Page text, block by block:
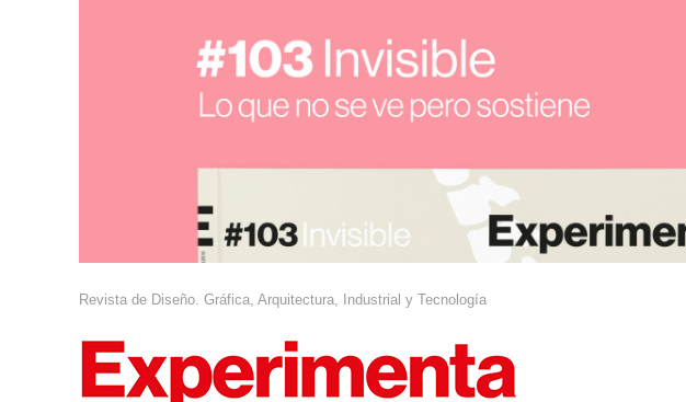
Revista de Diseño. Gráfica, Arquitectura, Industrial y Tecnología